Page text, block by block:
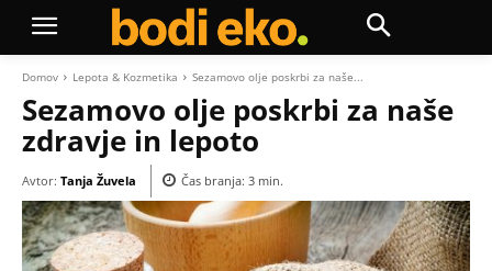
Domov Lepota & Kozmetika Sezamovo olje poskrbi za naše...
Sezamovo olje poskrbi za naše
zdravje in lepoto
Avtor: Tanja Žuvela Čas branja: 3 min.